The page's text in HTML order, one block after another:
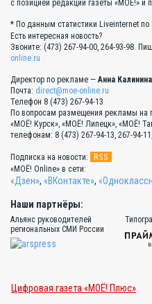
с позицией редакции газеты «МОЁ!» и
* По данным статистики Liveinternet по
Есть интересная новость?
Звоните: (473) 267-94-00, 264-93-98.
online.ru
Директор по рекламе — Анна Калинина
Почта: direct@moe-online.ru
Телефон 8 (473) 267-94-13
По вопросам размещения рекламы на
«МОЁ! Курск», «МОЁ! Липецк», «МОЁ!
телефонам: 8 (473) 267-94-13, 267-94-
Подписка на новости: RSS
«МОЁ! Online» в сети:
«Дзен», «ВКонтакте»,
Наши партнёры:
Альянс руководителей
региональных СМИ России
Цифровая газета «МОЁ! Плюс»